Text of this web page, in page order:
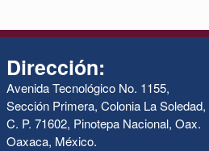
Dirección:
Avenida Tecnológico No. 1155,
Sección Primera, Colonia La Soledad,
C. P. 71602, Pinotepa Nacional, Oax.
Oaxaca, México.